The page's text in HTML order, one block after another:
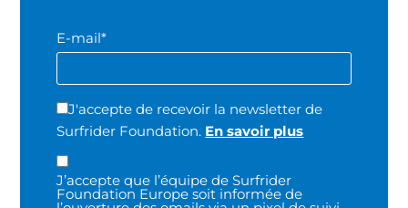
E-mail*
J'accepte de recevoir la newsletter de
Surfrider Foundation. En savoir plus
J’accepte que l’équipe de Surfrider
Foundation Europe soit informée de